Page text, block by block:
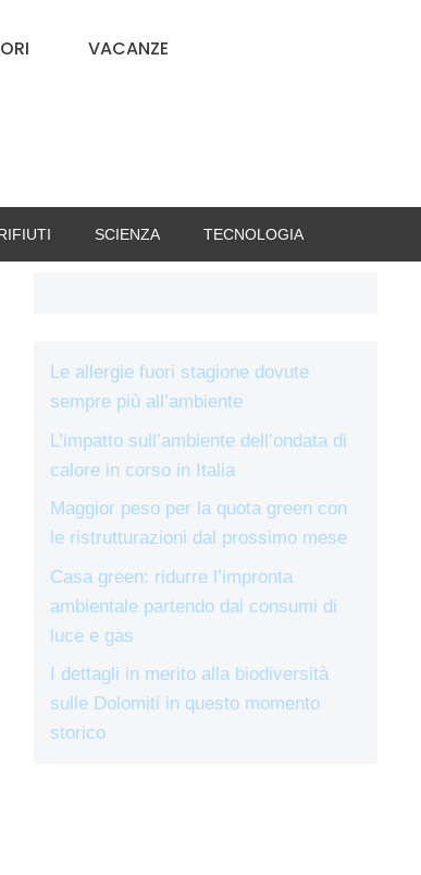
VACANZE
SCIENZA TECNOLOGIA
Le allergie fuori stagione dovute
sempre più all’ambiente
L’impatto sull’ambiente dell’ondata di
calore in corso in Italia
Maggior peso per la quota green con
le ristrutturazioni dal prossimo mese
Casa green: ridurre l’impronta
ambientale partendo dai consumi di
luce e gas
I dettagli in merito alla biodiversità
sulle Dolomiti in questo momento
storico